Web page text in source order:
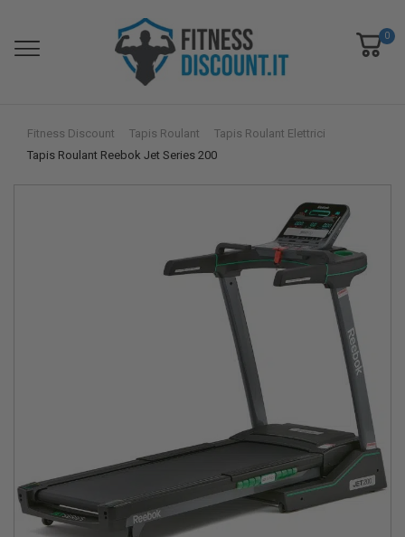
0
Fitness Discount Tapis Roulant
Tapis Roulant Elettrici
Tapis Roulant Reebok Jet Series 200